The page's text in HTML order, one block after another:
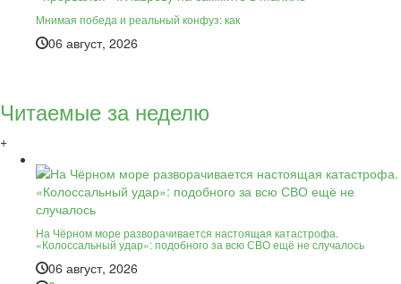
Мнимая победа и реальный конфуз: как
06 август, 2026
Читаемые за неделю
+
На Чёрном море разворачивается настоящая катастрофа.
«Колоссальный удар»: подобного за всю СВО ещё не случалось
06 август, 2026